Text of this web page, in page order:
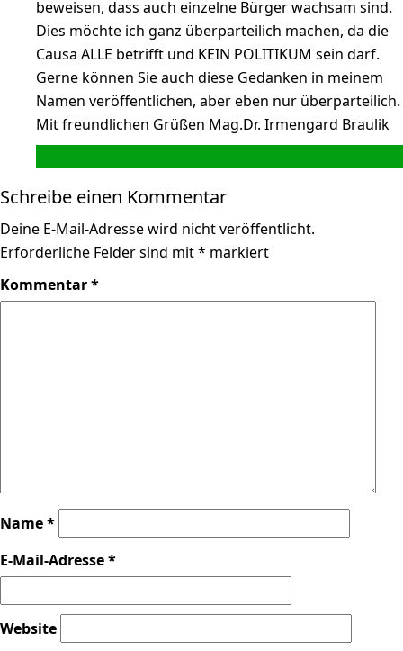
beweisen, dass auch einzelne Bürger wachsam sind.
Dies möchte ich ganz überparteilich machen, da die
Causa ALLE betrifft und KEIN POLITIKUM sein darf.
Gerne können Sie auch diese Gedanken in meinem
Namen veröffentlichen, aber eben nur überparteilich.
Mit freundlichen Grüßen Mag.Dr. Irmengard Braulik
Schreibe einen Kommentar
Deine E-Mail-Adresse wird nicht veröffentlicht.
Erforderliche Felder sind mit* markiert
Kommentar*
Name*
E-Mail-Adresse*
Website